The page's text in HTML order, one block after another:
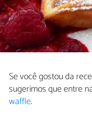
Se você gostou da
sugerimos que entre
waffle.